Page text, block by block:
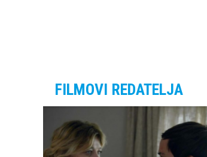
FILMOVI REDATELJA